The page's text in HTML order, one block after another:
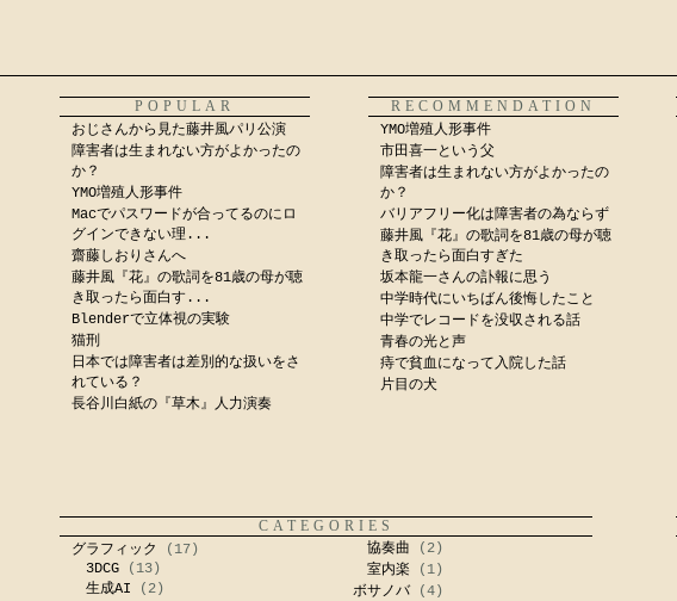
POPULAR
おじさんから見た藤井風パリ公演
障害者は生まれない方がよかったの
か？
YMO増殖人形事件
Macでパスワードが合ってるのにロ
グインできない理...
齋藤しおりさんへ
藤井風『花』の歌詞を81歳の母が聴
き取ったら面白す...
Blenderで立体視の実験
猫刑
日本では障害者は差別的な扱いをさ
れている？
長谷川白紙の『草木』人力演奏
RECOMMENDATION
YMO増殖人形事件
市田喜一という父
障害者は生まれない方がよかったの
か？
バリアフリー化は障害者の為ならず
藤井風『花』の歌詞を81歳の母が聴
き取ったら面白すぎた
坂本龍一さんの訃報に思う
中学時代にいちばん後悔したこと
中学でレコードを没収される話
青春の光と声
痔で貧血になって入院した話
片目の犬
CATEGORIES
グラフィック
(17)
3DCG (13)
生成AI (2)
協奏曲 (2)
室内楽(1)
ボサノバ(4)